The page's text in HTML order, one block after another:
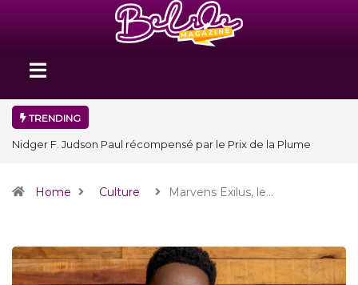
TRENDING
Nidger F. Judson Paul récompensé par le Prix de la Plume
Home Culture Marvens Exilus, le…